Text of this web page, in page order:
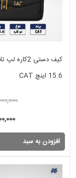
کیف دستی
15.6 اینچ CAT
افزودن به سبد